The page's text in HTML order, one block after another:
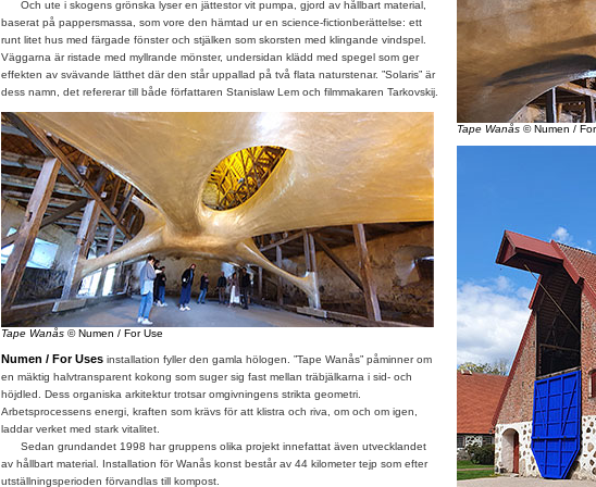
Och ute i skogens grönska lyser en jättestor vit pumpa, gjord av hållbart material,
baserat på pappersmassa, som vore den hämtad ur en science-fictionberättelse: ett
runt litet hus med färgade fönster och stjälken som skorsten med klingande vindspel.
Väggarna är ristade med myllrande mönster, undersidan klädd med spegel som ger
effekten av svävande lätthet där den står uppallad på två flata naturstenar. ”Solaris” är
dess namn, det refererar till både författaren Stanislaw Lem och filmmakaren Tarkovskij.
Tape Wanås© Numen / For Use
Numen / For Usesinstallation fyller den gamla hölogen. ”Tape Wanås” påminner om
en mäktig halvtransparent kokong som suger sig fast mellan träbjälkarna i sid- och
höjdled. Dess organiska arkitektur trotsar omgivningens strikta geometri.
Arbetsprocessens energi, kraften som krävs för att klistra och riva, om och om igen,
laddar verket med stark vitalitet.
Sedan grundandet 1998 har gruppens olika projekt innefattat även utvecklandet
av hållbart material. Installation för Wanås konst består av 44 kilometer tejp som efter
utställningsperioden förvandlas till kompost.
Tape Wanås© Numen /